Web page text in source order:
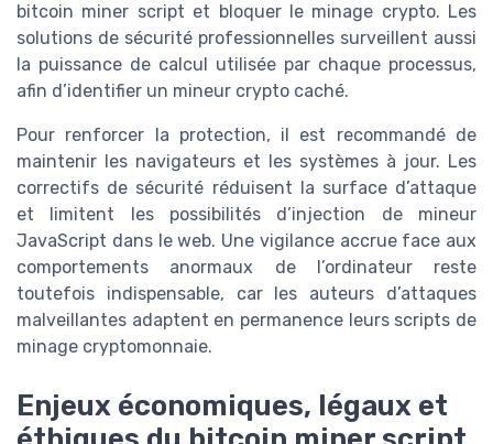
bitcoin miner script et bloquer le minage crypto. Les
solutions de sécurité professionnelles surveillent aussi
la puissance de calcul utilisée par chaque processus,
afin d’identifier un mineur crypto caché.
Pour renforcer la protection, il est recommandé de
maintenir les navigateurs et les systèmes à jour. Les
correctifs de sécurité réduisent la surface d’attaque
et limitent les possibilités d’injection de mineur
JavaScript dans le web. Une vigilance accrue face aux
comportements anormaux de l’ordinateur reste
toutefois indispensable, car les auteurs d’attaques
malveillantes adaptent en permanence leurs scripts de
minage cryptomonnaie.
Enjeux économiques, légaux et